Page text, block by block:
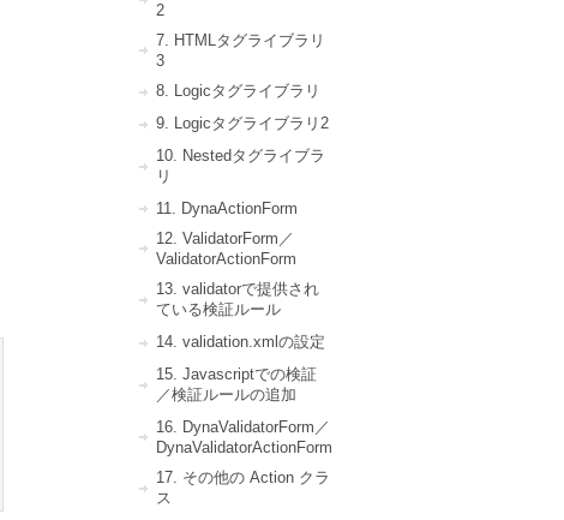
2
7. HTMLタグライブラリ
3
8. Logicタグライブラリ
9. Logicタグライブラリ2
10. Nestedタグライブラ
リ
11. DynaActionForm
12. ValidatorForm／
ValidatorActionForm
13. validatorで提供され
ている検証ルール
14. validation.xmlの設定
15. Javascriptでの検証
／検証ルールの追加
16. DynaValidatorForm／
DynaValidatorActionForm
17. その他の Action クラ
ス